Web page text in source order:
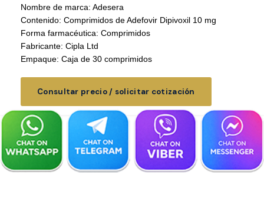
Nombre de marca: Adesera
Contenido: Comprimidos de Adefovir Dipivoxil 10 mg
Forma farmacéutica: Comprimidos
Fabricante: Cipla Ltd
Empaque: Caja de 30 comprimidos
Consultar precio / solicitar cotización